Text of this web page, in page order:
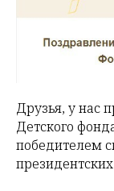
Друзья, у нас
Детского
победителем